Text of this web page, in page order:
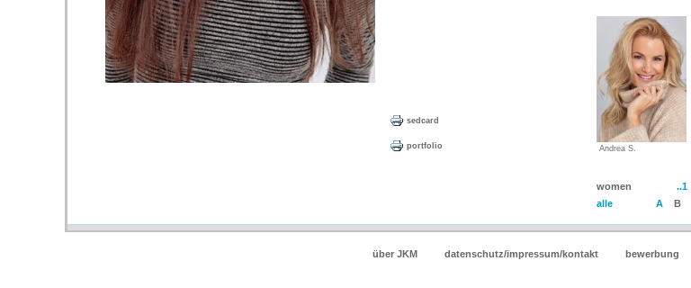
sedcard
portfolio Andrea S.
women ..1
alle
A B
über JKM datenschutz/impressum/kontakt bewerbung